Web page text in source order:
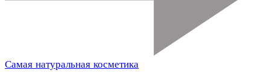
Самая натуральная косметика